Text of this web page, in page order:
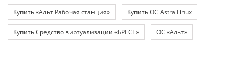
Купить «Альт Рабочая станция» Купить ОС Astra Linux
Купить Средство виртуализации «БРЕСТ» ОС «Альт»